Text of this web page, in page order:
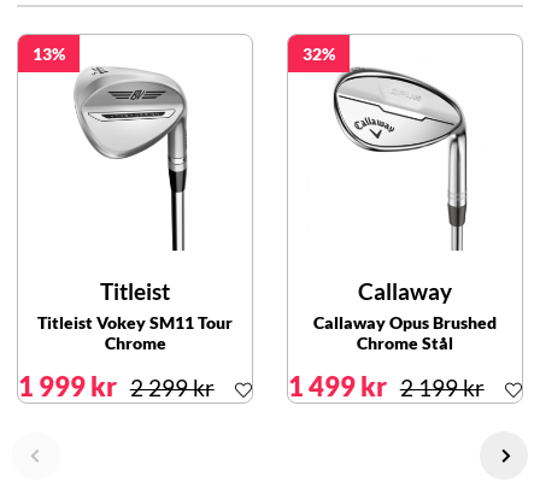
13
Titleist
Titleist Vokey SM11 Tour
Chrome
1 999 kr 2 299 kr
32
Callaway
Callaway Opus Brushed
Chrome Stål
1 499 kr 2 199 kr